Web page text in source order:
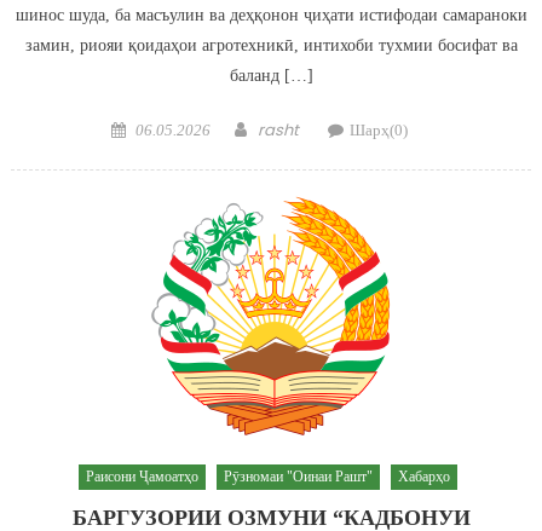
шинос шуда, ба масъулин ва деҳқонон ҷиҳати истифодаи самараноки
замин, риояи қоидаҳои агротехникӣ, интихоби тухмии босифат ва
баланд […]
Posted on
06.05.2026 Author
rasht Шарҳ(0)
Раисони Ҷамоатҳо Рӯзномаи "Оинаи Рашт" Хабарҳо
БАРГУЗОРИИ ОЗМУНИ “КАДБОНУИ